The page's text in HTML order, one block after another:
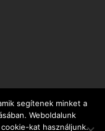
segítenek minket a
Weboldalunk
kat használjunk.